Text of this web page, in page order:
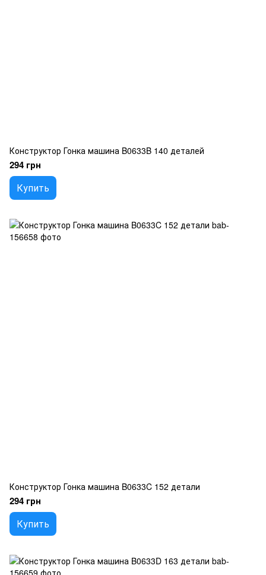
Конструктор Гонка машина B0633B 140 деталей
294 грн
Купить
Конструктор Гонка машина B0633C 152 детали
294 грн
Купить